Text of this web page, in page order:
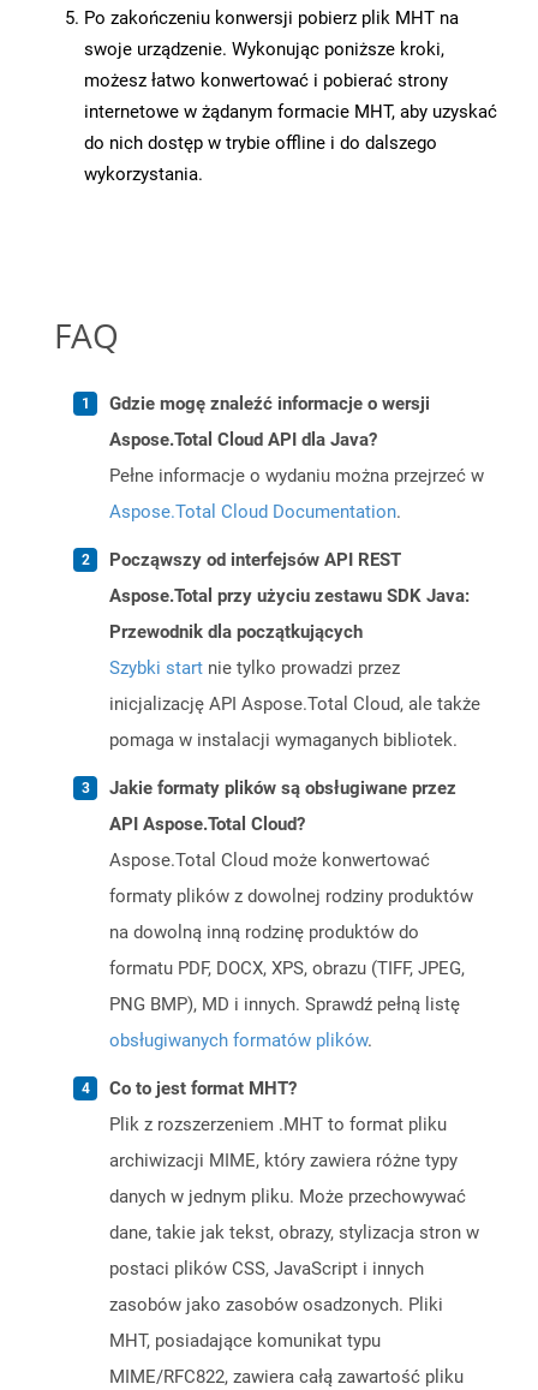
Po zakończeniu konwersji pobierz plik MHT na
swoje urządzenie. Wykonując poniższe kroki,
możesz łatwo konwertować i pobierać strony
internetowe w żądanym formacie MHT, aby uzyskać
do nich dostęp w trybie offline i do dalszego
wykorzystania.
FAQ
Gdzie mogę znaleźć informacje o wersji
Aspose.Total Cloud API dla Java?
Pełne informacje o wydaniu można przejrzeć w
Aspose.Total Cloud Documentation.
Począwszy od interfejsów API REST
Aspose.Total przy użyciu zestawu SDK Java:
Przewodnik dla początkujących
Szybki start nie tylko prowadzi przez
inicjalizację API Aspose.Total Cloud, ale także
pomaga w instalacji wymaganych bibliotek.
Jakie formaty plików są obsługiwane przez
API Aspose.Total Cloud?
Aspose.Total Cloud może konwertować
formaty plików z dowolnej rodziny produktów
na dowolną inną rodzinę produktów do
formatu PDF, DOCX, XPS, obrazu (TIFF, JPEG,
PNG BMP), MD i innych. Sprawdź pełną listę
obsługiwanych formatów plików.
Co to jest format MHT?
Plik z rozszerzeniem .MHT to format pliku
archiwizacji MIME, który zawiera różne typy
danych w jednym pliku. Może przechowywać
dane, takie jak tekst, obrazy, stylizacja stron w
postaci plików CSS, JavaScript i innych
zasobów jako zasobów osadzonych. Pliki
MHT, posiadające komunikat typu
MIME/RFC822, zawiera całą zawartość pliku